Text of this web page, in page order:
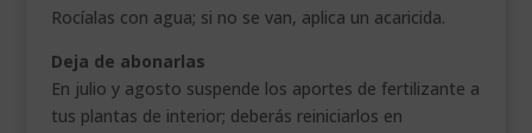
Rocíalas con agua; si no se van, aplica un acaricida.
Deja de abonarlas
En julio y agosto suspende los aportes de fertilizante a
tus plantas de interior; deberás reiniciarlos en